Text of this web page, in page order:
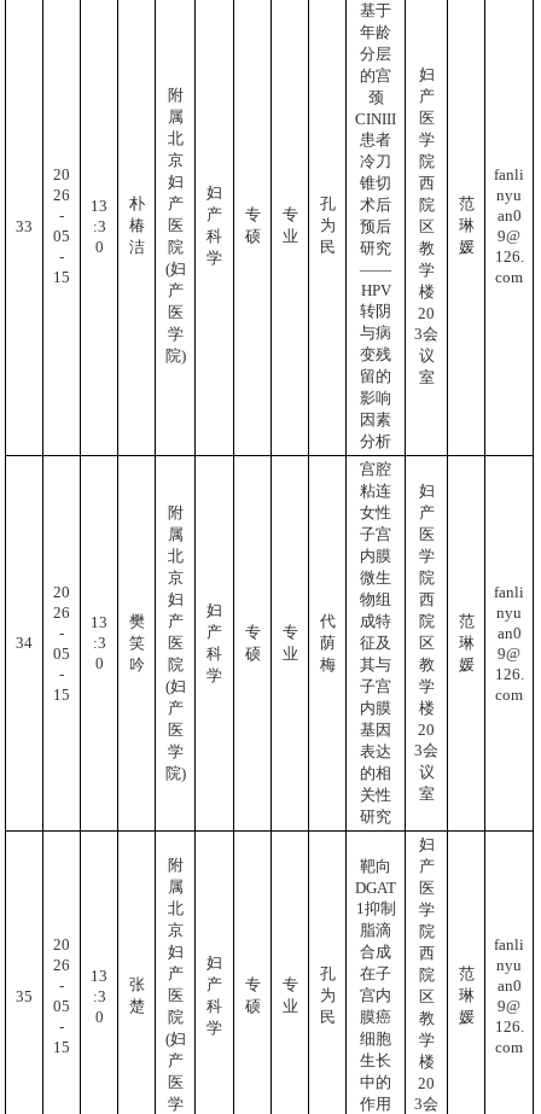
33
20
26
-
05
-
15
13
:3
0
朴
椿
洁
附
属
北
京
妇
产
医
院
(妇
产
医
学
院)
妇
产
科
学
专
硕
专
业
孔
为
民
基于
年龄
分层
的宫
颈
CINIII
患者
冷刀
锥切
术后
预后
研究
——
HPV
转阴
与病
变残
留的
影响
因素
分析
妇
产
医
学
院
西
院
区
教
学
楼
20
3会
议
室
范
琳
媛
fanli
nyu
an0
9@
126.
com
34
20
26
-
05
-
15
13
:3
0
樊
笑
吟
附
属
北
京
妇
产
医
院
(妇
产
医
学
院)
妇
产
科
学
专
硕
专
业
代
荫
梅
宫腔
粘连
女性
子宫
内膜
微生
物组
成特
征及
其与
子宫
内膜
基因
表达
的相
关性
研究
妇
产
医
学
院
西
院
区
教
学
楼
20
3会
议
室
范
琳
媛
fanli
nyu
an0
9@
126.
com
35
20
26
-
05
-
15
13
:3
0
张
楚
附
属
北
京
妇
产
医
院
(妇
产
医
学
妇
产
科
学
专
硕
专
业
孔
为
民
靶向
DGAT
1抑制
脂滴
合成
在子
宫内
膜癌
细胞
生长
中的
作用
妇
产
医
学
院
西
院
区
教
学
楼
20
3会
范
琳
媛
fanli
nyu
an0
9@
126.
com